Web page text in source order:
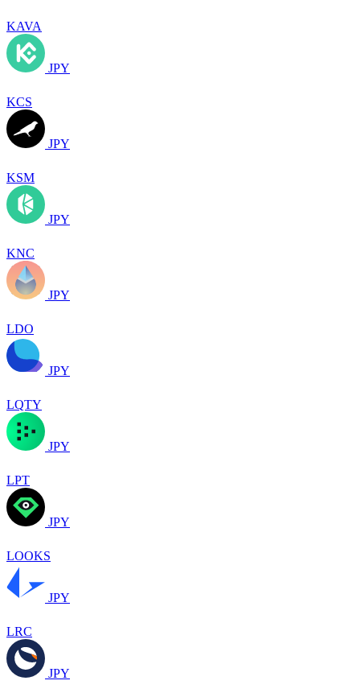
KAVA
JPY
KCS
JPY
KSM
JPY
KNC
JPY
LDO
JPY
LQTY
JPY
LPT
JPY
LOOKS
JPY
LRC
JPY